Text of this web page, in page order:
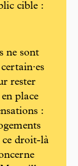
cible :
ne sont
rester
place
:
ce droit-là